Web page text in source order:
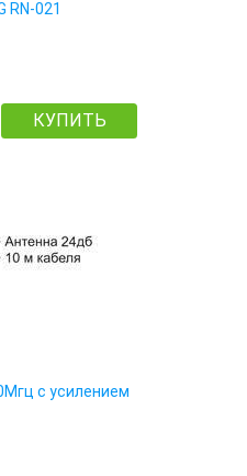
RN-021
КУПИТЬ
с усилением